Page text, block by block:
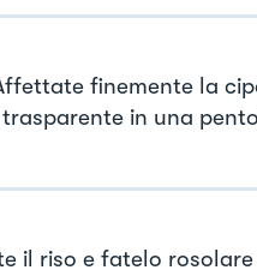
finemente la
in una
il riso e fatelo